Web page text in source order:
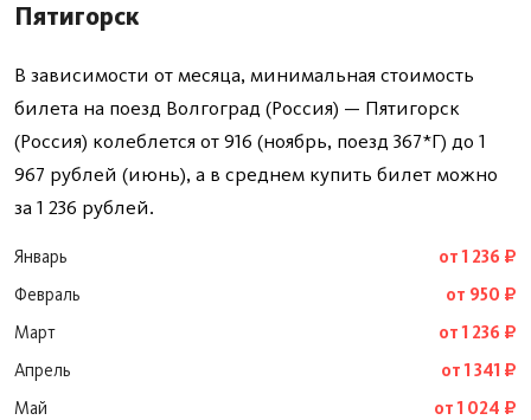
Пятигорск
В зависимости от месяца, минимальная стоимость
билета на поезд Волгоград (Россия) — Пятигорск
(Россия) колеблется от 916 (ноябрь, поезд 367*Г) до 1
967 рублей (июнь), а в среднем купить билет можно
за 1 236 рублей.
Январь
от 1 236 ₽
Февраль
от 950 ₽
Март
от 1 236 ₽
Апрель
от 1 341 ₽
Май
от 1 024 ₽